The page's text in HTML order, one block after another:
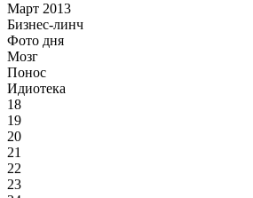
Март 2013
Бизнес-линч
Фото дня
Мозг
Понос
Идиотека
18
19
20
21
22
23